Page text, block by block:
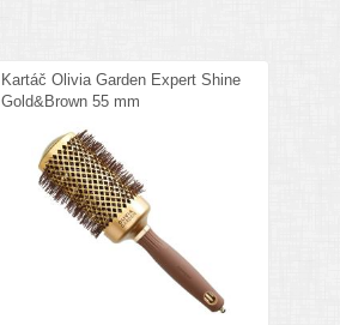
Kartáč Olivia Garden Expert Shine
Gold&Brown 55 mm